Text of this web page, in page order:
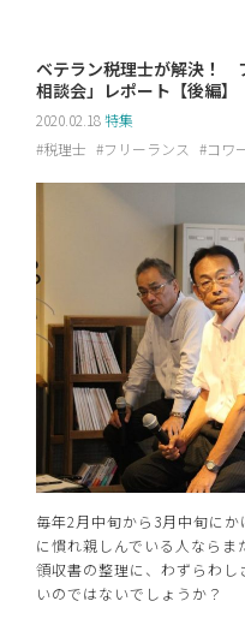
ベテラン税理士が解決！
相談会」レポート【後編】
2020.02.18特集
税理士
フリーランス コワ
毎年2月中旬から3月中旬に
に慣れ親しんでいる人なら
領収書の整理に、わずらわ
いのではないでしょうか？